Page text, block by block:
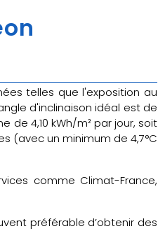
telles que l'exposition au
d'inclinaison idéal est de
de 4,10 kWh/m² par jour, soit
(avec un minimum de 4,7°C
comme Climat-France,
préférable d’obtenir des